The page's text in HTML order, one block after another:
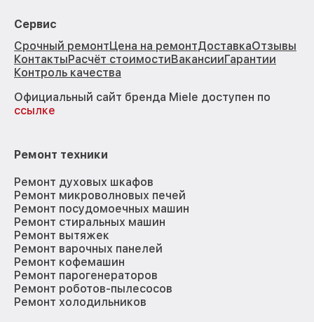
Сервис
Срочный ремонтЦена на ремонтДоставкаОтзывы
КонтактыРасчёт стоимостиВакансииГарантии
Контроль качества
Официальный сайт бренда Miele доступен по
ссылке
Ремонт техники
Ремонт духовых шкафов
Ремонт микроволновых печей
Ремонт посудомоечных машин
Ремонт стиральных машин
Ремонт вытяжек
Ремонт варочных панелей
Ремонт кофемашин
Ремонт парогенераторов
Ремонт роботов-пылесосов
Ремонт холодильников